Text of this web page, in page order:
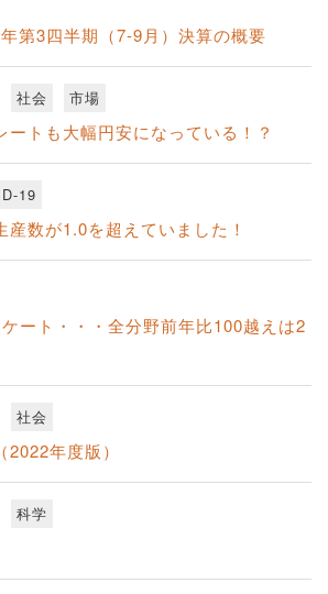
第3四半期（7‐9月）決算の概要
社会 市場
ートも大幅円安になっている！？
19
数が1.0を超えていました！
ート・・・全分野前年比100越えは2
社会
年度版）
科学